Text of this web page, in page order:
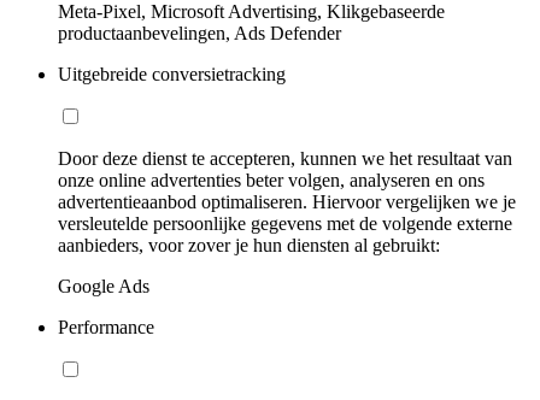
Meta-Pixel, Microsoft Advertising, Klikgebaseerde
productaanbevelingen, Ads Defender
Uitgebreide conversietracking
Door deze dienst te accepteren, kunnen we het resultaat van
onze online advertenties beter volgen, analyseren en ons
advertentieaanbod optimaliseren. Hiervoor vergelijken we je
versleutelde persoonlijke gegevens met de volgende externe
aanbieders, voor zover je hun diensten al gebruikt:
Google Ads
Performance